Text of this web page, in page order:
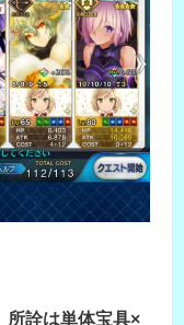
所詮は単体宝具×